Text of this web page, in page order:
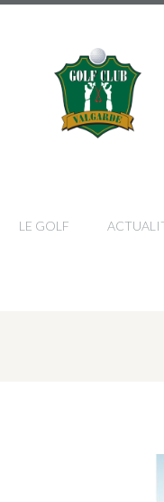
LE GOLF